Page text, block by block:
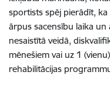
sportists spēj pierādīt,
ārpus sacensību laika
nesaistītā veidā,
mēnešiem vai uz 1
rehabilitācijas